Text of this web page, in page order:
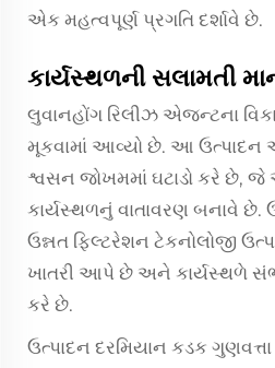
એક મહત્વપૂર્ણ પ્રગતિ દર્શાવે છે.
કાર્યસ્થળની સલામતી
લુવાનહોંગ રિલીઝ એજન્ટના
મૂકવામાં આવ્યો છે. આ
શ્વસન જોખમમાં ઘટાડો કરે છે, જે
કાર્યસ્થળનું વાતાવરણ બનાવે છે.
ઉન્નત ફિલ્ટરેશન ટેકનોલોજી
ખાતરી આપે છે અને કાર્યસ્થળે
કરે છે.
ઉત્પાદન દરમિયાન કડક